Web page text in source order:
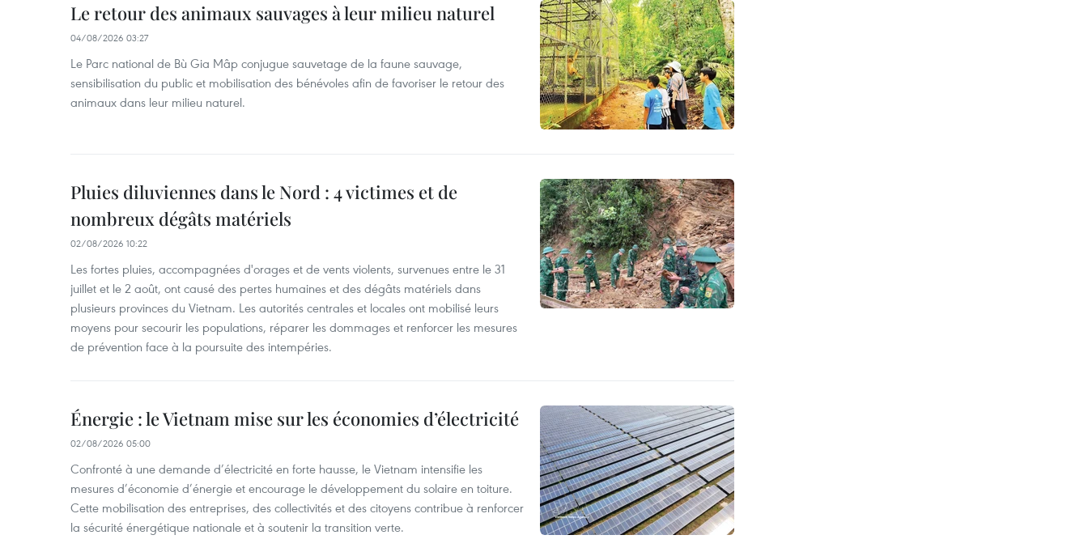
Le retour des animaux sauvages à leur milieu naturel
04/08/2026 03:27
Le Parc national de Bù Gia Mâp conjugue sauvetage de la faune sauvage,
sensibilisation du public et mobilisation des bénévoles afin de favoriser le retour des
animaux dans leur milieu naturel.
Pluies diluviennes dans le Nord : 4 victimes et de
nombreux dégâts matériels
02/08/2026 10:22
Les fortes pluies, accompagnées d'orages et de vents violents, survenues entre le 31
juillet et le 2 août, ont causé des pertes humaines et des dégâts matériels dans
plusieurs provinces du Vietnam. Les autorités centrales et locales ont mobilisé leurs
moyens pour secourir les populations, réparer les dommages et renforcer les mesures
de prévention face à la poursuite des intempéries.
Énergie : le Vietnam mise sur les économies d’électricité
02/08/2026 05:00
Confronté à une demande d’électricité en forte hausse, le Vietnam intensifie les
mesures d’économie d’énergie et encourage le développement du solaire en toiture.
Cette mobilisation des entreprises, des collectivités et des citoyens contribue à renforcer
la sécurité énergétique nationale et à soutenir la transition verte.